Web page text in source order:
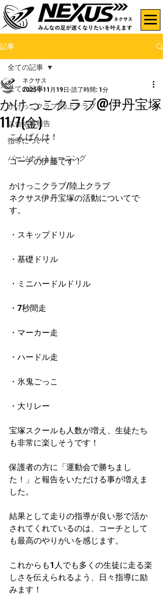
記事
全ての記事
かけっこクラブ/陸上クラブ
試合結果報告
指導について
パーソナルトレーニング
全ての記事
かけっこクラブ@伊丹宝塚
11/7(金)
ネクサス
2025年11月19日 読了時間: 1分
こんばんは！
コーチの伊藤です！
かけっこクラブ/陸上クラブ
ネクサス伊丹宝塚の活動についてで
す。
・スキップドリル
・基礎ドリル
・ミニハードルドリル
・7秒間走
・マーカー走
・ハードル走
・氷鬼ごっこ
・大リレー
宝塚スクールも人数が増え、生徒たち
も非常に楽しそうです！
保護者の方に「運動会で勝ちまし
た！」と報告をいただける事が増えま
した。
結果として走りの指導が良い形で活か
されてくれているのは、コーチとして
も最高のやりがいを感じます。
これからも1人でも多くの生徒に走る楽
しさを伝えられるよう、日々指導に励
みます！